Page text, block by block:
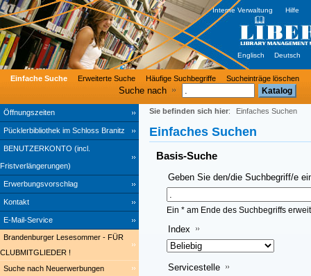
Öffnungszeiten
Pücklerbibliothek im Schloss Branitz
BENUTZERKONTO (incl.
Fristverlängerungen)
Erwerbungsvorschlag
Kontakt
E-Mail-Service
Einfache Suche Erweiterte Suche Häufige Suchbegriffe Sucheinträge löschen
Interne Verwaltung Hilfe
Englisch Deutsch
Brandenburger Lesesommer - FÜR
CLUBMITGLIEDER !
Suche nach Neuerwerbungen
Sie befinden sich hier: Einfaches Suchen
Einfaches Suchen
Basis-Suche
Servicestelle
Geben Sie den/die Suchbegriff/e
Index
Ein * am Ende des Suchbegriffs
Suche nach